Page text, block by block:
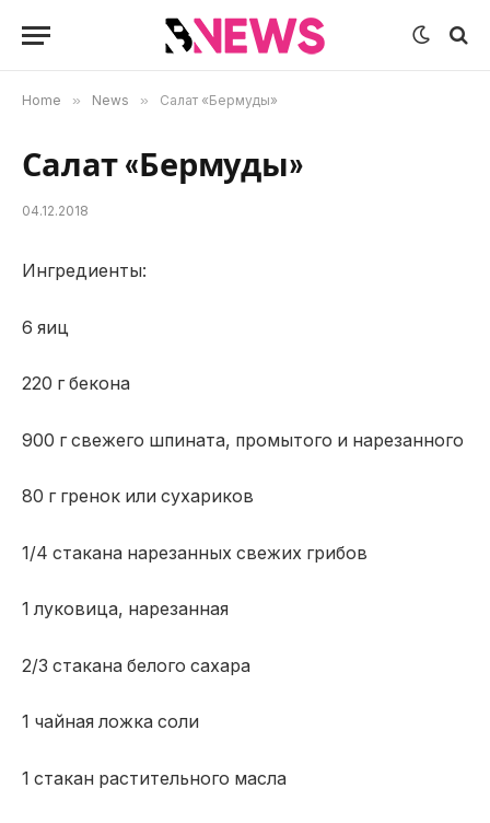
Home » News » Салат «Бермуды»
Салат «Бермуды»
04.12.2018
Ингредиенты:
6 яиц
220 г бекона
900 г свежего шпината, промытого и нарезанного
80 г гренок или сухариков
1/4 стакана нарезанных свежих грибов
1 луковица, нарезанная
2/3 стакана белого сахара
1 чайная ложка соли
1 стакан растительного масла